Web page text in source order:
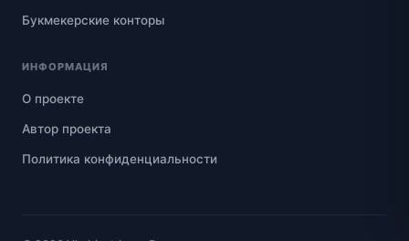
Букмекерские конторы
ИНФОРМАЦИЯ
О проекте
Автор проекта
Политика конфиденциальности